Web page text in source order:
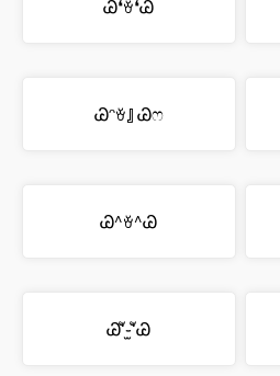
Ꮚ❛ꈊ❛Ꮚ
Ꮚᵔꈊ』Ꮚෆ
Ꮚ^ꈊ^Ꮚ
Ꮚʻั֊̫ʻัᏊ